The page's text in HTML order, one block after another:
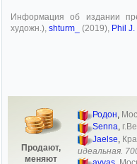
Информация об издании
художн.), shturm_ (2019), Phil
Продают,
меняют
Родон,
Senna,
Jaelse
идеальная.